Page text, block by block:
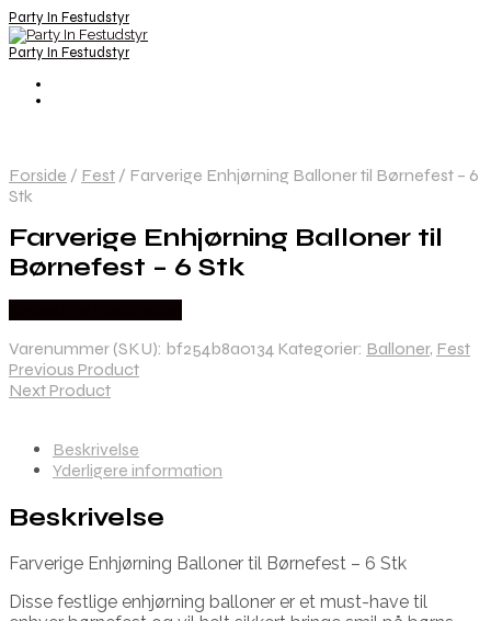
Party In Festudstyr
Party In Festudstyr
Forside / Fest / Farverige Enhjørning Balloner til Børnefest – 6
Stk
Farverige Enhjørning Balloner til
Børnefest – 6 Stk
Varenummer (SKU): bf254b8a0134 Kategorier: Balloner, Fest
Previous Product
Next Product
Beskrivelse
Yderligere information
Beskrivelse
Farverige Enhjørning Balloner til Børnefest – 6 Stk
Disse festlige enhjørning balloner er et must-have til